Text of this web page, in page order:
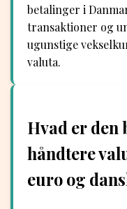
betalinger i
transaktioner og
ugunstige
valuta.
Hvad er den
håndtere
euro og